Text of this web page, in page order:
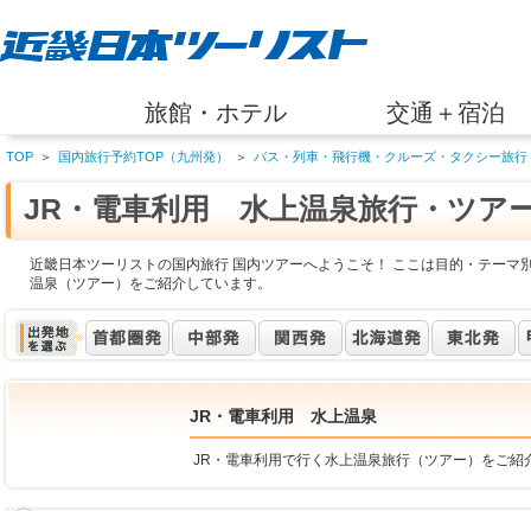
旅館・ホテル 交通＋宿泊
TOP ＞ 国内旅行予約TOP（九州発） ＞ バス・列車・飛行機・クルーズ・タクシー旅行
JR・電車利用 水上温泉旅行・ツア
近畿日本ツーリストの国内旅行 国内ツアーへようこそ！ ここは目的・テー
温泉（ツアー）をご紹介しています。
JR・電車利用 水上温泉
JR・電車利用で行く水上温泉旅行（ツアー）をご紹